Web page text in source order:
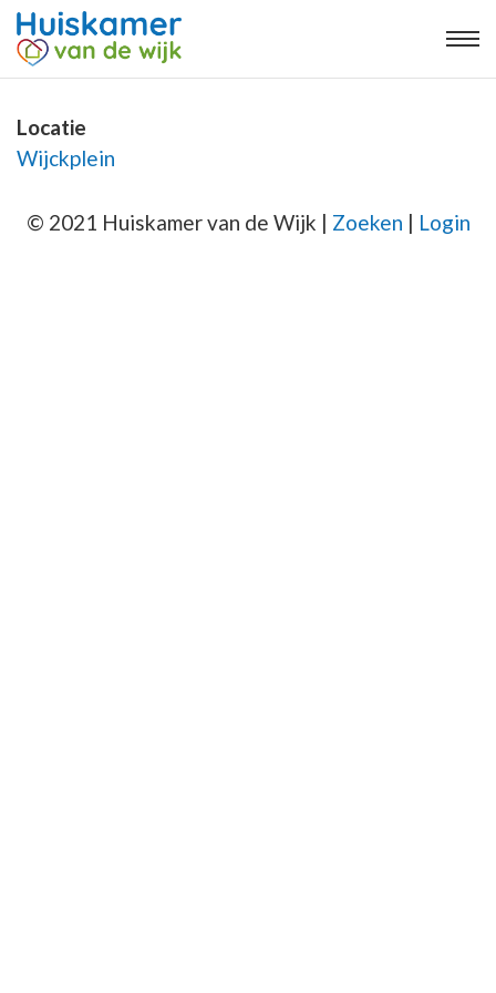
Locatie
Wijckplein
© 2021 Huiskamer van de Wijk | Zoeken | Login